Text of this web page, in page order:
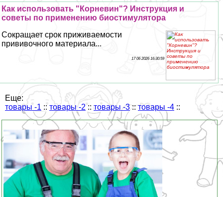
Как использовать "Корневин"? Инструкция и
советы по применению биостимулятора
Сокращает срок приживаемости
прививочного материала...
17 06 2026 16:30:59
Еще:
товары -1 :: товары -2 :: товары -3:: товары -4 ::